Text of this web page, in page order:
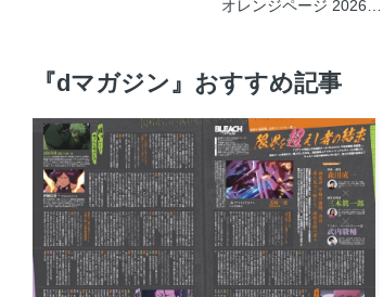
オレンジページ 2026年8
『dマガジン』おすすめ記事